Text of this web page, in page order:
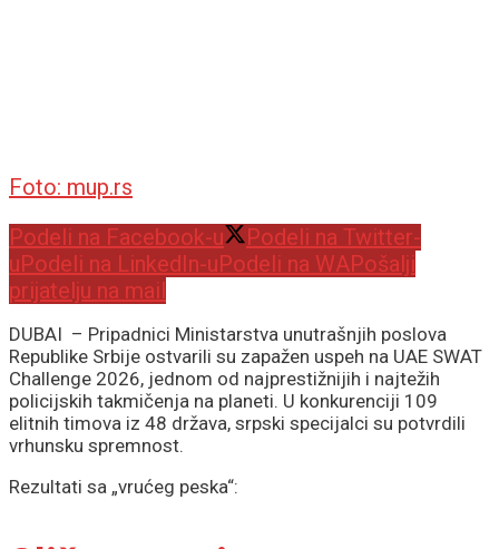
Foto: mup.rs
Podeli na Facebook-u
Podeli na Twitter-
uPodeli na LinkedIn-uPodeli na WAPošalji
prijatelju na mail
DUBAI – Pripadnici Ministarstva unutrašnjih poslova
Republike Srbije ostvarili su zapažen uspeh na UAE SWAT
Challenge 2026, jednom od najprestižnijih i najtežih
policijskih takmičenja na planeti. U konkurenciji 109
elitnih timova iz 48 država, srpski specijalci su potvrdili
vrhunsku spremnost.
Rezultati sa „vrućeg peska“: